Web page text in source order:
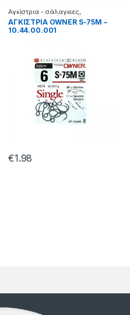
Αγκίστρια - σάλαγκιες
Αγκίστρια σε φάκελα
ΑΓΚΙΣΤΡΙΑ OWNER S-75M –
10.44.00.001
€1.98